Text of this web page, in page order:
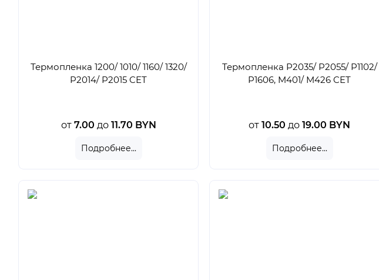
Термопленка 1200/ 1010/ 1160/ 1320/
P2014/ P2015 CET
от7.00 до11.70 BYN
Подробнее...
Термопленка P2035/ P2055/ P1102/
P1606, M401/ M426 CET
от 10.50 до 19.00 BYN
Подробнее...